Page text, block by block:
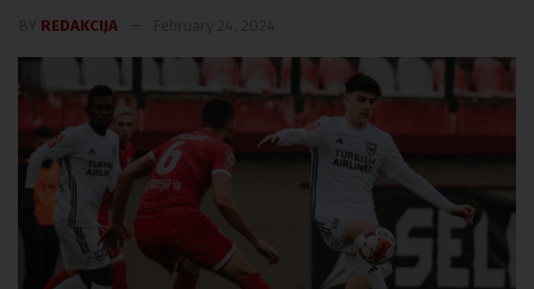
REDAKCIJA